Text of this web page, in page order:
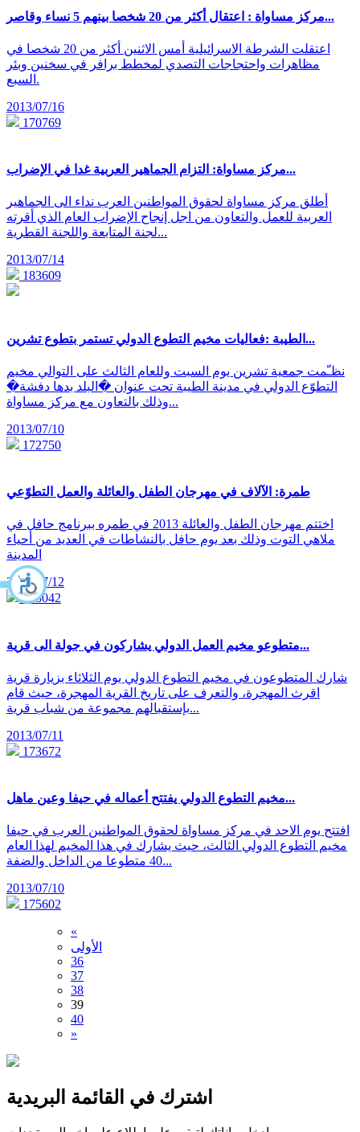
مركز مساواة : اعتقال أكثر من 20 شخصا بينهم 5 نساء وقاصر...
اعتقلت الشرطة الاسرائيلية أمس الاثنين أكثر من 20 شخصا في
مظاهرات واحتجاجات التصدي لمخطط برافر في سخنين وبئر
السبع.
2013/07/16
170769
مركز مساواة: التزام الجماهير العربية غدا في الإضراب...
أطلق مركز مساواة لحقوق المواطنين العرب نداء الى الجماهير
العربية للعمل والتعاون من اجل إنجاح الإضراب العام الذي أقرته
لجنة المتابعة واللجنة القطرية...
2013/07/14
183609
الطيبة :فعاليات مخيم التطوع الدولي تستمر بتطوع تشرين...
نظـّمت جمعية تشرين يوم السبت وللعام الثالث على التوالي مخيم
التطوّع الدولي في مدينة الطيبة تحت عنوان �البلد بدها دفشة�
وذلك بالتعاون مع مركز مساواة...
2013/07/10
172750
طمرة: الآلاف في مهرجان الطفل والعائلة والعمل التطوّعي
اختتم مهرجان الطفل والعائلة 2013 في طمره ببرنامج حافل في
ملاهي التوت وذلك بعد يوم حافل بالنشاطات في العديد من أحياء
المدينة
2013/07/12
173042
متطوعو مخيم العمل الدولي يشاركون في جولة الى قرية...
شارك المتطوعون في مخيم التطوع الدولي يوم الثلاثاء بزيارة قرية
اقرث المهجرة، والتعرف على تاريخ القرية المهجرة، حيث قام
بإستقبالهم مجموعة من شباب قرية...
2013/07/11
173672
مخيم التطوع الدولي يفتتح أعماله في حيفا وعين ماهل...
افتتح يوم الاحد في مركز مساواة لحقوق المواطنين العرب في حيفا
مخيم التطوع الدولي الثالث، حيث يشارك في هذا المخيم لهذا العام
40 متطوعا من الداخل والضفة...
2013/07/10
175602
«
الأولى
36
37
38
39
40
»
اشترك في القائمة البريدية